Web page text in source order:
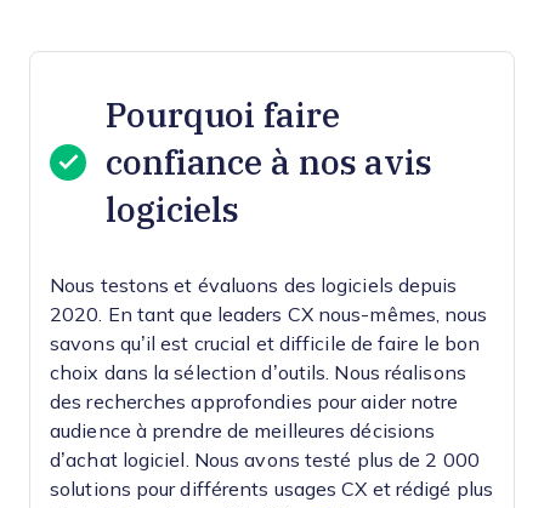
Pourquoi faire
confiance à nos avis
logiciels
Nous testons et évaluons des logiciels depuis
2020. En tant que leaders CX nous-mêmes, nous
savons qu’il est crucial et difficile de faire le bon
choix dans la sélection d’outils. Nous réalisons
des recherches approfondies pour aider notre
audience à prendre de meilleures décisions
d’achat logiciel. Nous avons testé plus de 2 000
solutions pour différents usages CX et rédigé plus